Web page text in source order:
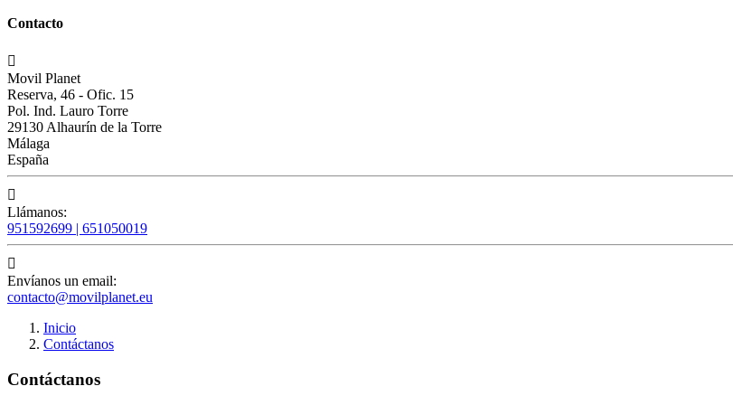
Contacto

Movil Planet
Reserva, 46 - Ofic. 15
Pol. Ind. Lauro Torre
29130 Alhaurín de la Torre
Málaga
España

Llámanos:
951592699 | 651050019

Envíanos un email:
contacto@movilplanet.eu
Inicio
Contáctanos
Contáctanos